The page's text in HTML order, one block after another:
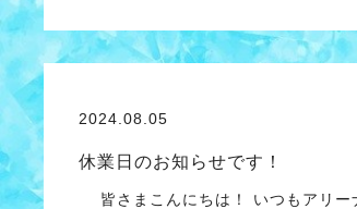
2024.08.05
休業日のお知らせです！
皆さまこんにちは！ いつもアリー